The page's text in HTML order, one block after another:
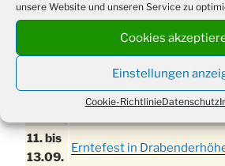
unsere Website und unseren Service zu
Cookies
Einstellungen
Cookie-RichtlinieDatenschutz
21. bis Sommerfreizeit der Ev.
Kinder ab 13 Jahren
Damen Doppel - Turnier
Tennisplatz
Einschulungsgottesdienst
11. bis
13.09.
Erntefest in